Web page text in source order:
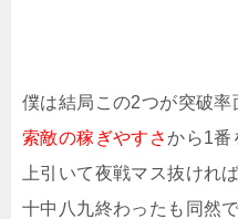
僕は結局この2つが突破率
索敵の稼ぎやすさから1番
上引いて夜戦マス抜ければ
十中八九終わったも同然